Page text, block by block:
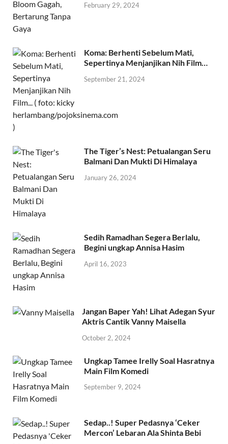
February 29, 2024
Koma: Berhenti Sebelum Mati,
Sepertinya Menjanjikan Nih Film…
September 21, 2024
The Tiger’s Nest: Petualangan Seru
Balmani Dan Mukti Di Himalaya
January 26, 2024
Sedih Ramadhan Segera Berlalu,
Begini ungkap Annisa Hasim
April 16, 2023
Jangan Baper Yah! Lihat Adegan Syur
Aktris Cantik Vanny Maisella
October 2, 2024
Ungkap Tamee Irelly Soal Hasratnya
Main Film Komedi
September 9, 2024
Sedap..! Super Pedasnya ‘Ceker
Mercon’ Lebaran Ala Shinta Bebi